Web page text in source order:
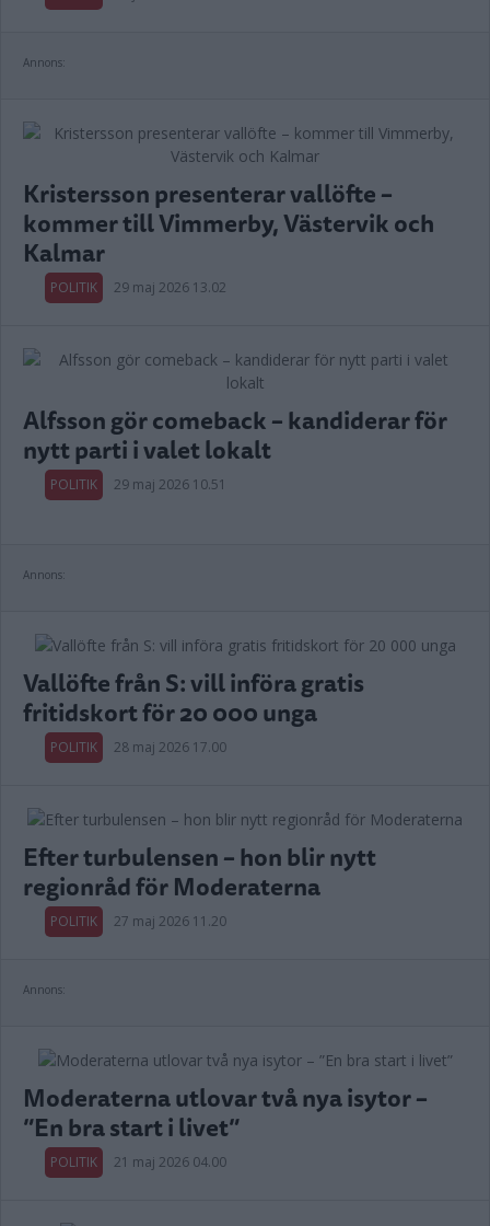
Annons:
Kristersson presenterar vallöfte –
kommer till Vimmerby, Västervik och
Kalmar
POLITIK 29 maj 2026 13.02
Alfsson gör comeback – kandiderar för
nytt parti i valet lokalt
POLITIK 29 maj 2026 10.51
Annons:
Vallöfte från S: vill införa gratis
fritidskort för 20 000 unga
POLITIK 28 maj 2026 17.00
Efter turbulensen – hon blir nytt
regionråd för Moderaterna
POLITIK 27 maj 2026 11.20
Annons:
Moderaterna utlovar två nya isytor –
”En bra start i livet”
POLITIK 21 maj 2026 04.00